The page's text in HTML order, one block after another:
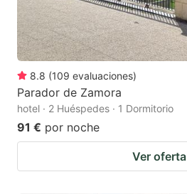
8.8 (109 evaluaciones)
Parador de Zamora
hotel · 2 Huéspedes · 1 Dormitorio
91 € por noche
Ver oferta